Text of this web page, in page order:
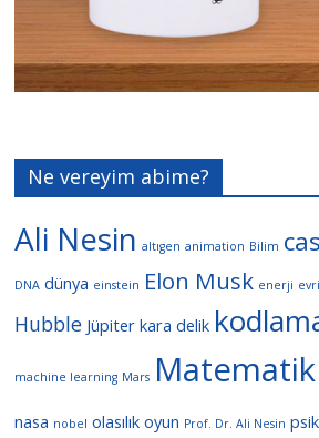
Ne vereyim abime?
Ali Nesin altıgen animation Bilim
DNA dünya einstein Elon Musk enerji
Hubble Jüpiter kara delik
machine learning Mars Matematik
nasa nobel olasılık oyun Prof. Dr. Ali Nesin